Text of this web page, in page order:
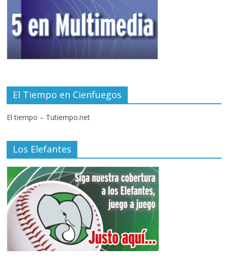
El Tiempo en Cienfuegos
El tiempo – Tutiempo.net
Los Elefantes